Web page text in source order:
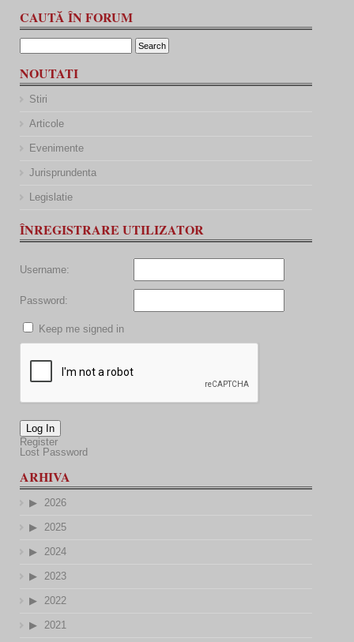
CAUTĂ ÎN FORUM
NOUTATI
Stiri
Articole
Evenimente
Jurisprundenta
Legislatie
ÎNREGISTRARE UTILIZATOR
Username:
Password:
Keep me signed in
Log In
Register
Lost Password
ARHIVA
2026
2025
2024
2023
2022
2021